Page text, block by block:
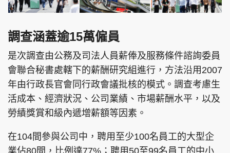
調查涵蓋逾15萬僱員
是次調查由公務及司法人員薪俸及服務條件諮詢委員
會聯合秘書處轄下的薪酬研究組進行，方法沿用2007
年由行政長官會同行政會議批核的模式。調查考慮生
活成本、經濟狀況、公司業績、市場薪酬水平，以及
勞績獎賞和級內遞增薪額等因素。
在104間參與公司中，聘用至少100名員工的大型企
業佔80間，比例達77%；聘用50至99名員工的中小